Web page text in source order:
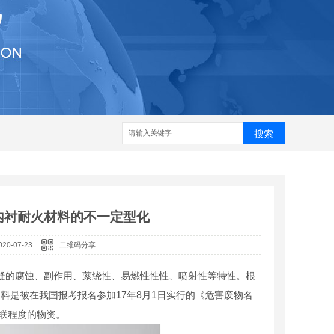
搜索
耐火材料的不一定型化
07-23 二维码分享
腐蚀、副作用、萦绕性、易燃性性性、喷射性等特性。根
是被在我国报考报名参加17年8月1日实行的《危害废物名
程度的物资。